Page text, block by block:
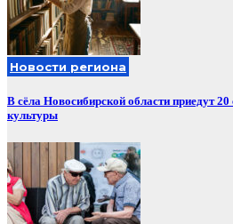
Новости региона
В сёла Новосибирской области приедут 20
культуры